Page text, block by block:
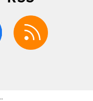
facebook
イス「会話を楽しむ」